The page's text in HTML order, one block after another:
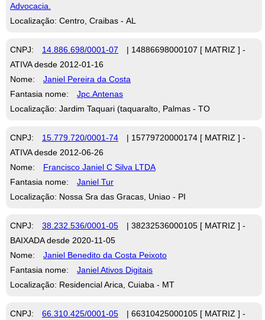
Advocacia.
Localização: Centro, Craibas - AL
CNPJ: 14.886.698/0001-07
| 14886698000107 [ MATRIZ ] -
ATIVA desde 2012-01-16
Nome:
Janiel Pereira da Costa
Fantasia nome:
Jpc.Antenas
Localização: Jardim Taquari (taquaralto, Palmas - TO
CNPJ: 15.779.720/0001-74
| 15779720000174 [ MATRIZ ] -
ATIVA desde 2012-06-26
Nome:
Francisco Janiel C Silva LTDA
Fantasia nome:
Janiel Tur
Localização: Nossa Sra das Gracas, Uniao - PI
CNPJ: 38.232.536/0001-05
| 38232536000105 [ MATRIZ ] -
BAIXADA desde 2020-11-05
Nome:
Janiel Benedito da Costa Peixoto
Fantasia nome:
Janiel Ativos Digitais
Localização: Residencial Arica, Cuiaba - MT
CNPJ: 66.310.425/0001-05
| 66310425000105 [ MATRIZ ] -